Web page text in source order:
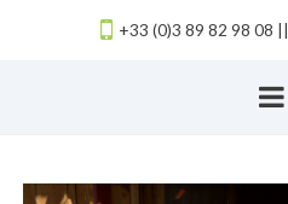
+33 (0)3 89 82 98 08